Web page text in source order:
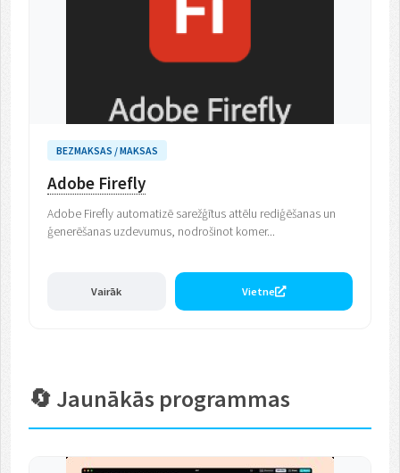
BEZMAKSAS / MAKSAS
Adobe Firefly
Adobe Firefly automatizē sarežģītus attēlu rediģēšanas un
ģenerēšanas uzdevumus, nodrošinot komer...
Vairāk Vietne
🔄 Jaunākās programmas